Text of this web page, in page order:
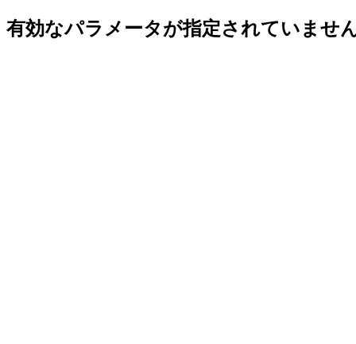
有効なパラメータが指定されていませ